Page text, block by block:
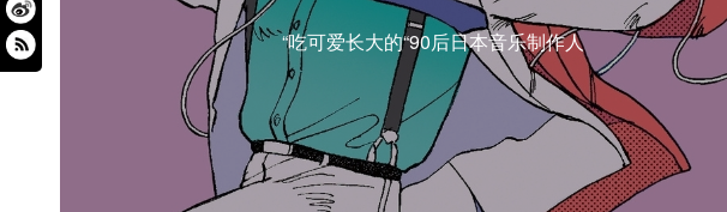
“吃可爱长大的“90后日本音乐制作人